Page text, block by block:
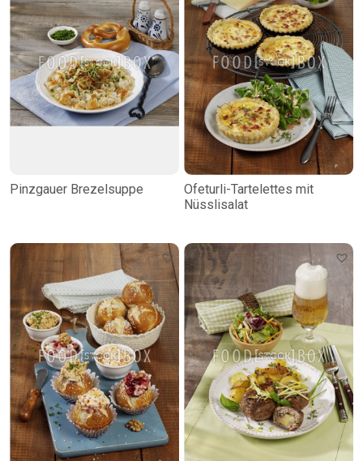
Pinzgauer Brezelsuppe
Ofeturli-Tartelettes mit
Nüsslisalat